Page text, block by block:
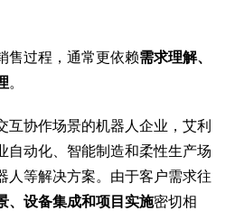
售过程，通常更依赖需求理解、
。
互协作场景的机器人企业，艾利
自动化、智能制造和柔性生产场
人等解决方案。由于客户需求往
、设备集成和项目实施密切相